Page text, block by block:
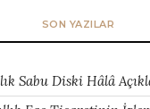
SON YAZILAR
Sabu Diski Hâlâ